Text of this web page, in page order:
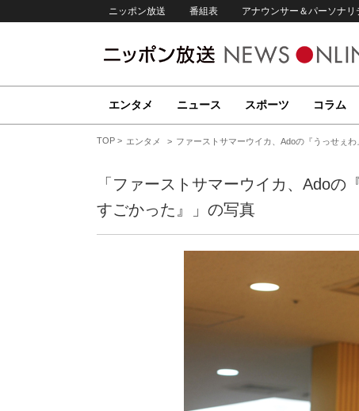
ニッポン放送 番組表 アナウンサー＆パーソナリ
エンタメ ニュース スポーツ コラム
TOP エンタメ ファーストサマーウイカ、Adoの『うっせぇ
「ファーストサマーウイカ、Ado
すごかった』」の写真